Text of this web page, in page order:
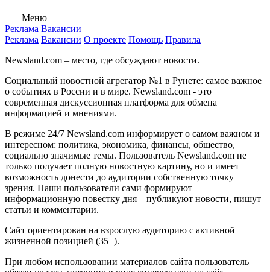
Меню
Реклама Вакансии
Реклама Вакансии О проекте Помощь Правила
Newsland.com – место, где обсуждают новости.
Социальный новостной агрегатор №1 в Рунете: самое важное
о событиях в России и в мире. Newsland.com - это
современная дискуссионная платформа для обмена
информацией и мнениями.
В режиме 24/7 Newsland.com информирует о самом важном и
интересном: политика, экономика, финансы, общество,
социально значимые темы. Пользователь Newsland.com не
только получает полную новостную картину, но и имеет
возможность донести до аудитории собственную точку
зрения. Наши пользователи сами формируют
информационную повестку дня – публикуют новости, пишут
статьи и комментарии.
Сайт ориентирован на взрослую аудиторию с активной
жизненной позицией (35+).
При любом использовании материалов сайта пользователь